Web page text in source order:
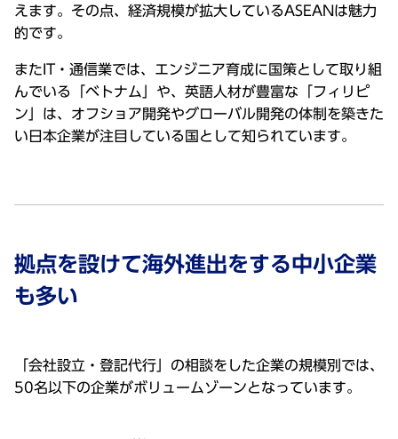
えます。その点、経済規模が拡⼤しているASEANは魅⼒
的です。
またIT・通信業では、エンジニア育成に国策として取り組
んでいる「ベトナム」や、英語⼈材が豊富な「フィリピ
ン」は、オフショア開発やグローバル開発の体制を築きた
い⽇本企業が注⽬している国として知られています。
拠点を設けて海外進出をする中⼩企業
も多い
「会社設⽴・登記代⾏」の相談をした企業の規模別では、
50名以下の企業がボリュームゾーンとなっています。